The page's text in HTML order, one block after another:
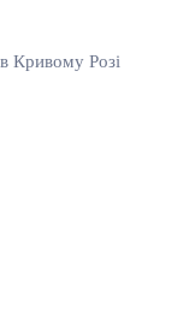
Кривому Розі